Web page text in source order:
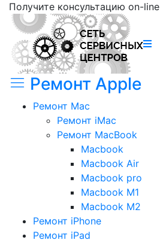
Получите консультацию on-line
Ремонт Apple
Ремонт Mac
Ремонт iMac
Ремонт MacBook
Macbook
Macbook Air
Macbook pro
Macbook M1
Macbook M2
Ремонт iPhone
Ремонт iPad